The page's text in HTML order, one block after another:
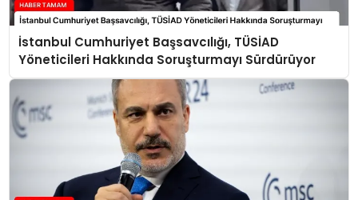
İstanbul Cumhuriyet Başsavcılığı, TÜSİAD
Yöneticileri Hakkında Soruşturmayı Sürdürüyor